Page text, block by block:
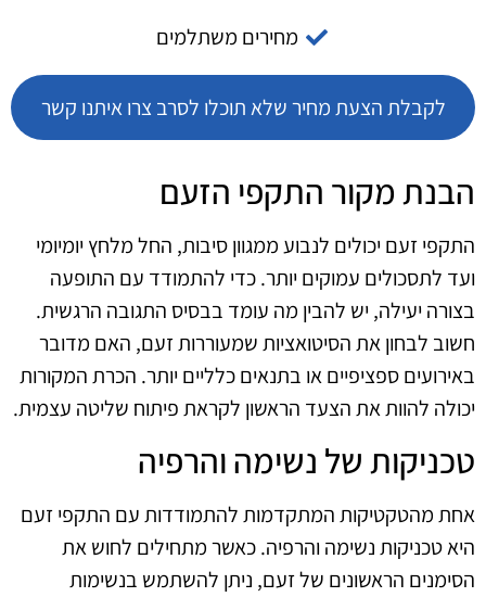
מחירים משתלמים
לקבלת הצעת מחיר שלא תוכלו לסרב צרו איתנו קשר
הבנת מקור התקפי הזעם
התקפי זעם יכולים לנבוע ממגוון סיבות, החל מלחץ יומיומי
ועד לתסכולים עמוקים יותר. כדי להתמודד עם התופעה
בצורה יעילה, יש להבין מה עומד בבסיס התגובה הרגשית.
חשוב לבחון את הסיטואציות שמעוררות זעם, האם מדובר
באירועים ספציפיים או בתנאים כלליים יותר. הכרת המקורות
יכולה להוות את הצעד הראשון לקראת פיתוח שליטה עצמית.
טכניקות של נשימה והרפיה
אחת מהטקטיקות המתקדמות להתמודדות עם התקפי זעם
היא טכניקות נשימה והרפיה. כאשר מתחילים לחוש את
הסימנים הראשונים של זעם, ניתן להשתמש בנשימות